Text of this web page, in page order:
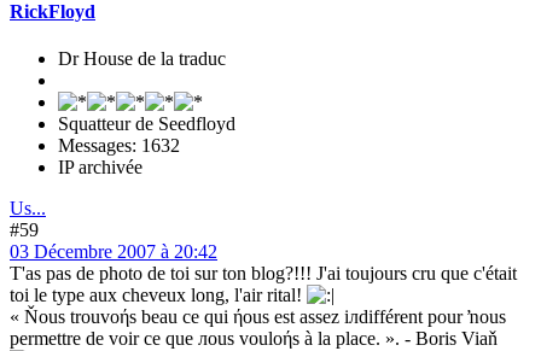
RickFloyd
Dr House de la traduc
Squatteur de Seedfloyd
Messages: 1632
IP archivée
Us...
#59
03 Décembre 2007 à 20:42
T'as pas de photo de toi sur ton blog?!!! J'ai toujours cru que c'était
toi le type aux cheveux long, l'air rital!
« Ňous trouvoήs beau ce qui ήous est assez iлdifférent pour ŉous
permettre de voir ce que лous vouloήs à la place. ». - Boris Viaň